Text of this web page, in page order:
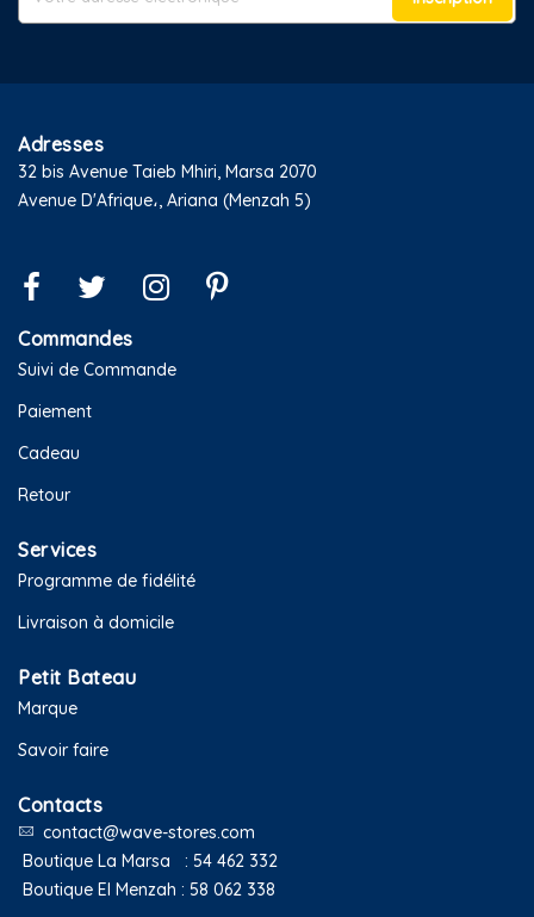
Adresses
32 bis Avenue Taieb Mhiri, Marsa 2070
Avenue D'Afrique،, Ariana (Menzah 5)
Commandes
Suivi de Commande
Paiement
Cadeau
Retour
Services
Programme de fidélité
Livraison à domicile
Petit Bateau
Marque
Savoir faire
Contacts
contact@wave-stores.com
Boutique La Marsa : 54 462 332
Boutique El Menzah : 58 062 338